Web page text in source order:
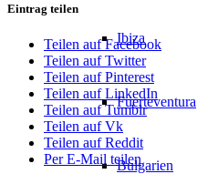
Ibiza
Fuerteventura
Bulgarien
Eintrag teilen
Teilen auf Facebook
Teilen auf Twitter
Teilen auf Pinterest
Teilen auf LinkedIn
Teilen auf Tumblr
Teilen auf Vk
Teilen auf Reddit
Per E-Mail teilen